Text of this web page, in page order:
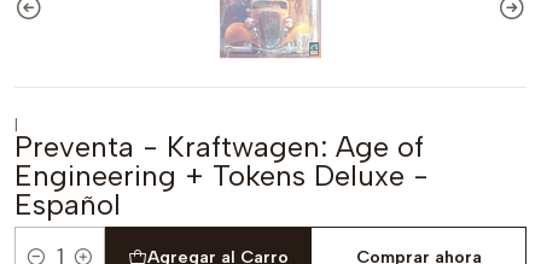
|
Preventa - Kraftwagen: Age of
Engineering + Tokens Deluxe -
Español
Agregar al Carro Comprar ahora